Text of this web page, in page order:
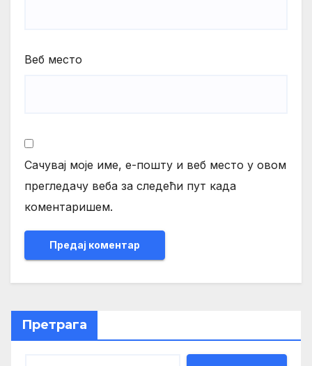
Веб место
Сачувај моје име, е-пошту и веб место у овом
прегледачу веба за следећи пут када
коментаришем.
Претрага